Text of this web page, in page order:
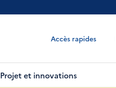
Accès rapides
Projet et innovations